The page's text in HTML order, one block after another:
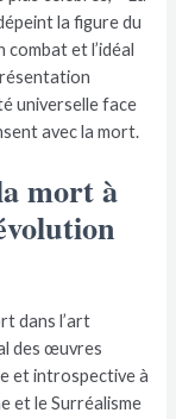
la figure du
combat et l’idéal
universelle face
avec la mort.
mort à
dans l’art
des œuvres
et introspective à
et le Surréalisme